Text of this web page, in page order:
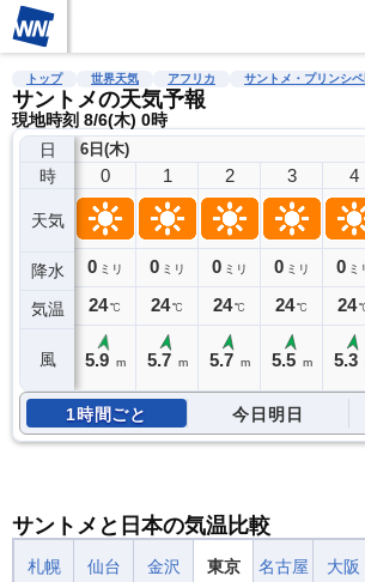
雨雲レーダー 台風情報 地震情報 警報・
トップ 世界天気 アフリカ サントメ・プリンシ
サントメの天気予報
現地時刻 8/6(木) 0時
日
時
天気
降水
気温
風
6日(木)
0
0 ミリ
24℃
5.9 m
1
0 ミリ
24℃
5.7 m
2
0 ミリ
24℃
5.7 m
3
0 ミリ
24℃
5.5 m
4
0 ミ
24
5.3
1時間ごと 今日明日
サントメと日本の気温比較
札幌 仙台 金沢 東京 名古屋 大阪